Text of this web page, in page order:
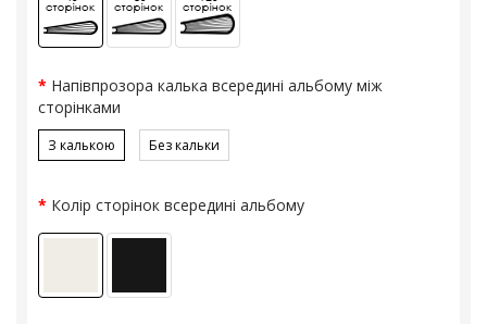
Напівпрозора калька всередині альбому між
сторінками
З калькою Без кальки
Колір сторінок всередині альбому